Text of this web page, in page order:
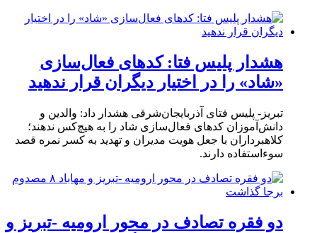
هشدار پلیس فتا: کدهای فعال‌سازی
«شاد» را در اختیار دیگران قرار ندهید
تبریز- پلیس فتای آذربایجان‌شرقی هشدار داد: والدین و
دانش‌آموزان کدهای فعال‌سازی شاد را به هیچ‌کس ندهند؛
کلاهبرداران با جعل هویت مدیران و تهدید به کسر نمره قصد
سوءاستفاده دارند.
دو فقره تصادف در محور ارومیه -تبریز و